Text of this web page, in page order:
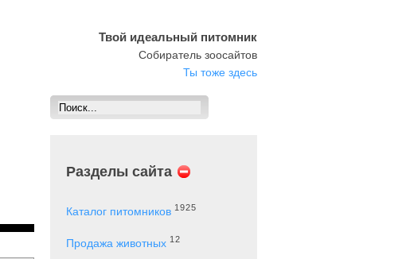
Твой идеальный питомник
Собиратель зоосайтов
Ты тоже здесь
Разделы сайта
Каталог питомников 1925
Продажа животных 12